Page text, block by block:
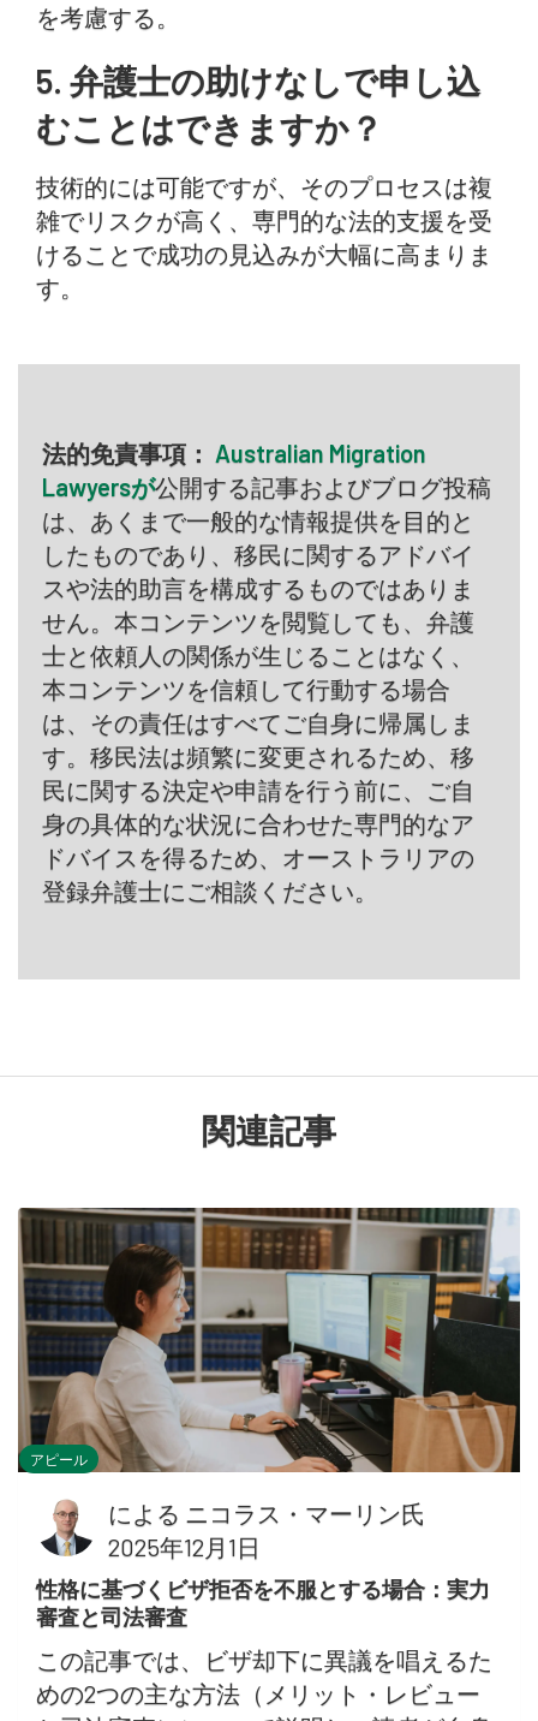
を考慮する。
5. 弁護士の助けなしで申し込
むことはできますか？
技術的には可能ですが、そのプロセスは複
雑でリスクが高く、専門的な法的支援を受
けることで成功の見込みが大幅に高まりま
す。
法的免責事項： Australian Migration
Lawyersが公開する記事およびブログ投稿
は、あくまで一般的な情報提供を目的と
したものであり、移民に関するアドバイ
スや法的助言を構成するものではありま
せん。本コンテンツを閲覧しても、弁護
士と依頼人の関係が生じることはなく、
本コンテンツを信頼して行動する場合
は、その責任はすべてご自身に帰属しま
す。移民法は頻繁に変更されるため、移
民に関する決定や申請を行う前に、ご自
身の具体的な状況に合わせた専門的なア
ドバイスを得るため、オーストラリアの
登録弁護士にご相談ください。
関連記事
アピール
による ニコラス・マーリン氏
2025年12月1日
性格に基づくビザ拒否を不服とする場合：実力
審査と司法審査
この記事では、ビザ却下に異議を唱えるた
めの2つの主な方法（メリット・レビュー